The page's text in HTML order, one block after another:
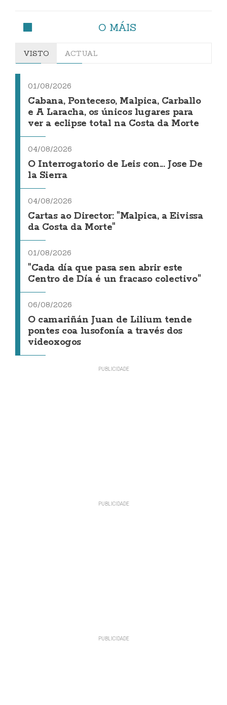
O MÁIS
VISTO ACTUAL
01/08/2026
Cabana, Ponteceso, Malpica, Carballo
e A Laracha, os únicos lugares para
ver a eclipse total na Costa da Morte
04/08/2026
O Interrogatorio de Leis con... Jose De
la Sierra
04/08/2026
Cartas ao Director: "Malpica, a Eivissa
da Costa da Morte"
01/08/2026
"Cada día que pasa sen abrir este
Centro de Día é un fracaso colectivo"
06/08/2026
O camariñán Juan de Lilium tende
pontes coa lusofonía a través dos
videoxogos